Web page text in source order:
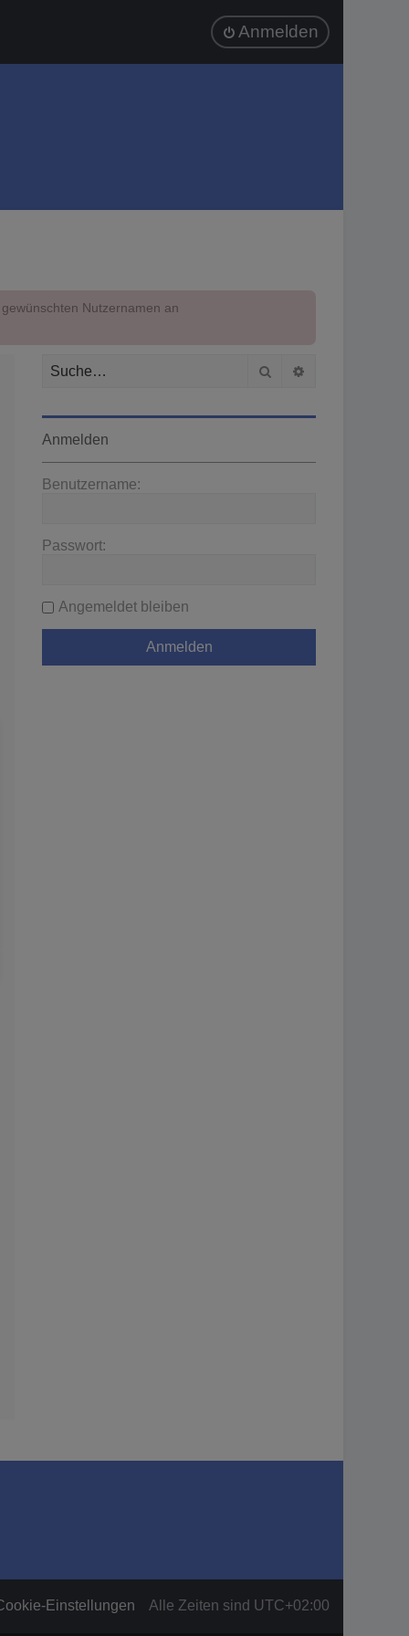
Anmelden
Nutzernamen an
Suche
Anmelden
Benutzername:
Passwort:
Angemeldet bleiben
Alle Zeiten sind UTC+02:00
Einstellungen